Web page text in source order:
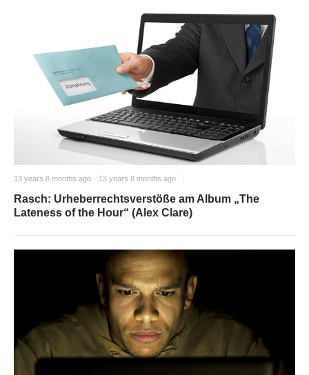
13 years 8 months ago 13 years 8 months ago
Rasch: Urheberrechtsverstöße am Album „The
Lateness of the Hour“ (Alex Clare)